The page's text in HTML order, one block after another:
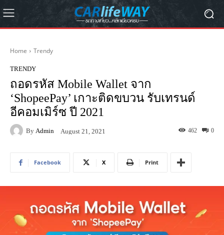
Home Trendy
TRENDY
ถอดรหัส Mobile Wallet จาก
‘ShopeePay’ เกาะติดขบวน รับเทรนด์
อีคอมเมิร์ซ ปี 2021
By Admin August 21, 2021 0
462
Facebook X Print